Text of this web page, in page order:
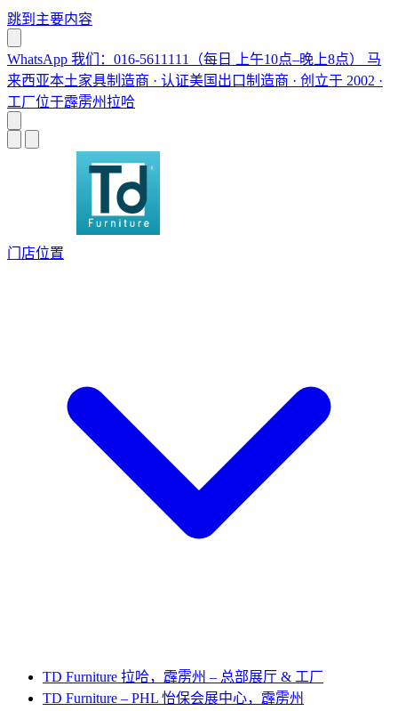
跳到主要内容
WhatsApp 我们：016-5611111（每日 上午10点–晚上8点） 马
来西亚本土家具制造商 · 认证美国出口制造商 · 创立于 2002 ·
工厂位于霹雳州拉哈
门店位置
TD Furniture 拉哈，霹雳州 – 总部展厅 & 工厂
TD Furniture – PHL 怡保会展中心，霹雳州